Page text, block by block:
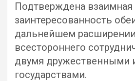
Подтверждена взаимная
заинтересованность
дальнейшем расширении
всестороннего
двумя дружественными
государствами.